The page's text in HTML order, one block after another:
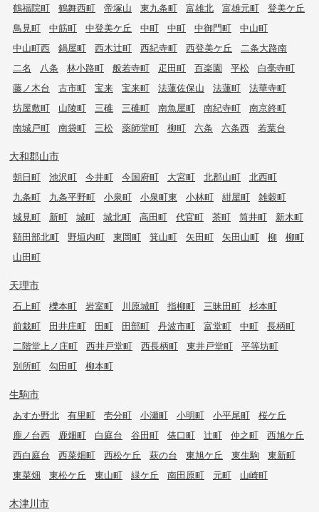
鶴福院町
鶴舞西町 帝塚山 東九条町 富雄北 富雄元町
登美ケ丘
鳥見町
中筋町 中登美ケ丘 中町 中町 中御門町
中山町
中山町西
鍋屋町 西木辻町 西紀寺町 西登美ケ丘
二条大路南
二名
八条 林小路町 般若寺町 疋田町 百楽園 平松
白毫寺町
藤ノ木台
古市町 宝来 宝来町 法蓮佐保山 法蓮町
法華寺町
坊屋敷町
山陵町 三碓 三碓町 南魚屋町 南紀寺町
南京終町
南城戸町
南袋町 三松 薬師堂町 柳町 六条 六条西 若葉台
大和郡山市
朝日町 池沢町 今井町 今国府町 大宮町 北郡山町
北西町
九条町
九条平野町 小泉町 小泉町東 小林町 紺屋町
雑穀町
城見町
新町 城町 城北町 高田町 代官町 茶町 筒井町
新木町
額田部北町
野垣内町 東岡町 箕山町 矢田町 矢田山町 柳
柳町
山田町
天理市
石上町 櫟本町 岩室町 川原城町 指柳町 三昧田町
杉本町
前栽町
田井庄町 田町 田部町 丹波市町 富堂町 中町
長柄町
二階堂上ノ庄町
西井戸堂町 西長柄町 東井戸堂町
平等坊町
別所町
勾田町 柳本町
生駒市
あすか野北 有里町 壱分町 小瀬町 小明町 小平尾町
桜ケ丘
鹿ノ台西
鹿畑町 白庭台 谷田町 俵口町 辻町 仲之町
西旭ケ丘
西白庭台
西菜畑町 西松ケ丘 萩の台 東旭ケ丘 東生駒
東新町
東菜畑
東松ケ丘 東山町 緑ケ丘 南田原町 元町 山崎町
木津川市